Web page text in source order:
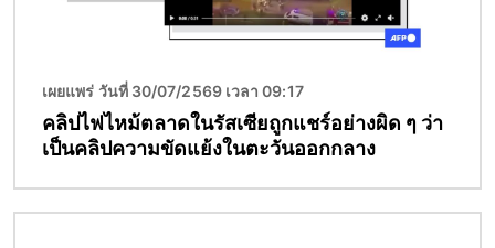
เผยแพร่ วันที่ 30/07/2569 เวลา 09:17
คลิปไฟไหม้ตลาดในรัสเซียถูกแชร์อย่างผิด ๆ ว่า
เป็นคลิปความขัดแย้งในตะวันออกกลาง